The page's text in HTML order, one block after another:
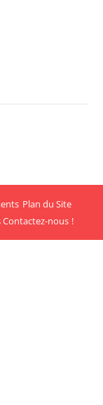
Plan du Site
Contactez-nous !